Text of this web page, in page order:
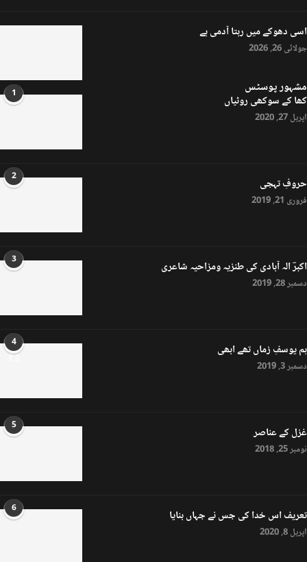
اسی دھوکے میں رہتا آدمی ہے
جولائی 26, 2026
مشہور پوسٹس 1 کھا کے سوکھی روٹیاں
اپریل 27, 2020
2 حروفِ تہجی
فروری 21, 2019
3 اکبرؔ الہ آبادی کی طنزیہ ومزاحیہ شاعری
دسمبر 28, 2019
4
8.0 ہم یوسفِ زماں تھے ابھی
دسمبر 3, 2019
5 غزل کے عناصر
نومبر 25, 2018
6 تعریف اس خدا کی جس نے جہاں بنایا
اپریل 8, 2020